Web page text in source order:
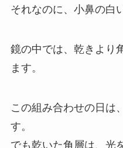
それなのに、小鼻の白
鏡の中では、乾きより
ます。
この組み合わせの日は
す。
でも乾いた角層は、光